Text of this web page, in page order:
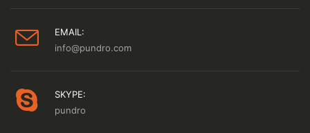
EMAIL:
info@pundro.com
SKYPE:
pundro